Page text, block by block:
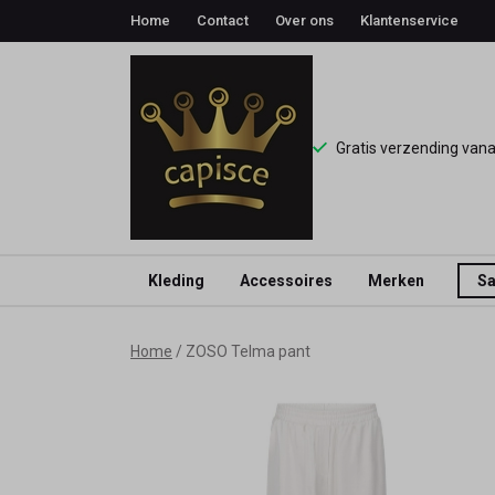
Home Contact Over ons Klantenservice
Gratis verzending
Kleding Accessoires Merken
ZOSOHome ZOSO Telma pant